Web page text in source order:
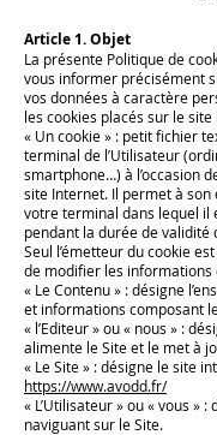
Article 1. Objet
La présente Politique de
vous informer précisément
vos données à caractère
les cookies placés sur le
« Un cookie » : petit fichier
terminal de l’Utilisateur
smartphone…) à l’occasion
site Internet. Il permet à son
votre terminal dans lequel il
pendant la durée de validité
Seul l’émetteur du cookie
de modifier les informations
« Le Contenu » : désigne
et informations composant
« l’Editeur » ou « nous » :
alimente le Site et le met à
« Le Site » : désigne le site
https://www.avodd.fr/
« L’Utilisateur » ou « vous »
naviguant sur le Site.